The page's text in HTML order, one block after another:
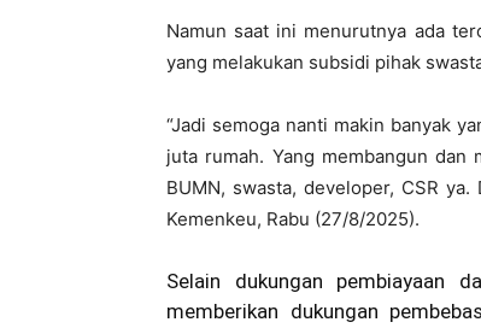
Namun saat ini menurutnya ada
yang melakukan subsidi pihak
“Jadi semoga nanti makin banyak
juta rumah. Yang membangun
BUMN, swasta, developer, CSR
Kemenkeu, Rabu (27/8/2025).
Selain dukungan pembiayaan
memberikan dukungan